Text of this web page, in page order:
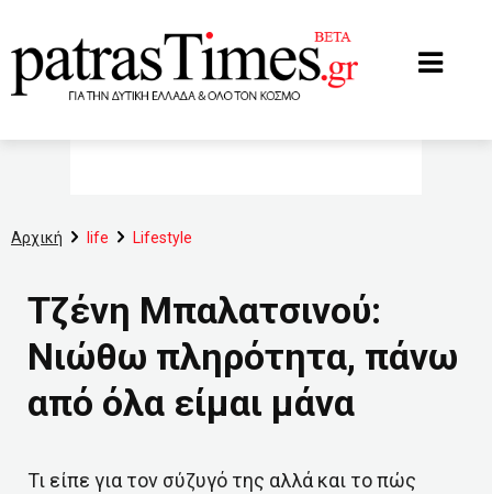
Αρχική life Lifestyle
Τζένη Μπαλατσινού:
Νιώθω πληρότητα, πάνω
από όλα είμαι μάνα
Τι είπε για τον σύζυγό της αλλά και το πώς